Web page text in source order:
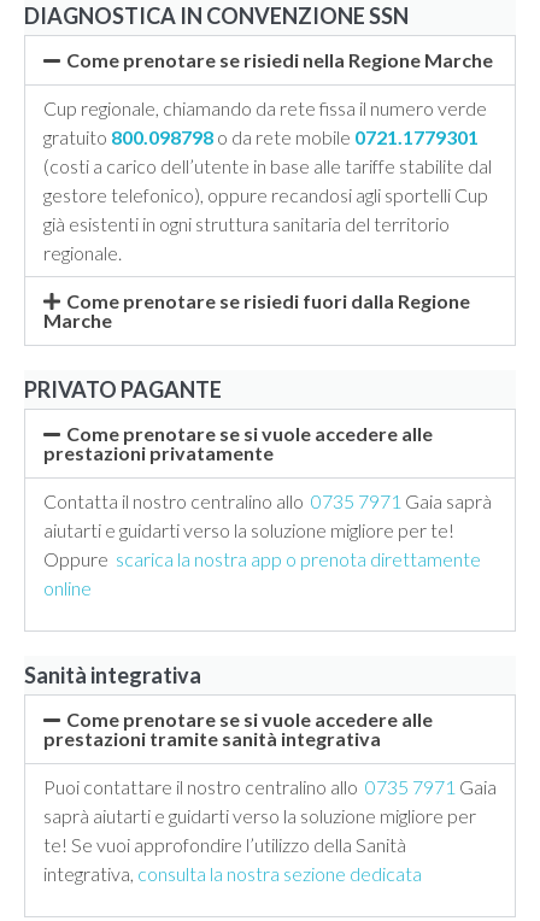
DIAGNOSTICA IN CONVENZIONE SSN
Come prenotare se risiedi nella Regione Marche
Cup regionale, chiamando da rete fissa il numero verde
gratuito 800.098798 o da rete mobile 0721.1779301
(costi a carico dell’utente in base alle tariffe stabilite dal
gestore telefonico), oppure recandosi agli sportelli Cup
già esistenti in ogni struttura sanitaria del territorio
regionale.
Come prenotare se risiedi fuori dalla Regione
Marche
PRIVATO PAGANTE
Come prenotare se si vuole accedere alle
prestazioni privatamente
Contatta il nostro centralino allo 0735 7971 Gaia saprà
aiutarti e guidarti verso la soluzione migliore per te!
Oppure scarica la nostra app o prenota direttamente
online
Sanità integrativa
Come prenotare se si vuole accedere alle
prestazioni tramite sanità integrativa
Puoi contattare il nostro centralino allo 0735 7971 Gaia
saprà aiutarti e guidarti verso la soluzione migliore per
te! Se vuoi approfondire l’utilizzo della Sanità
integrativa, consulta la nostra sezione dedicata